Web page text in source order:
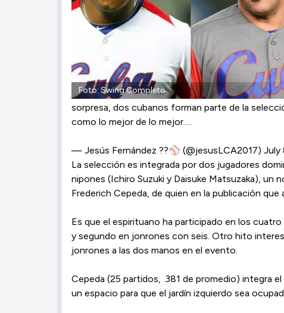
Foto: Swing Completo
sorpresa, dos cubanos forman parte de la
como lo mejor de lo mejor….
— Jesús Fernández ??⚾️ (@jesusLCA2017) July
La selección es integrada por dos jugadores
nipones (Ichiro Suzuki y Daisuke Matsuzaka), un
Frederich Cepeda, de quien en la publicación que
Es que el espirituano ha participado en los
y segundo en jonrones con seis. Otro hito
jonrones a las dos manos en el evento.
Cepeda (25 partidos, .381 de promedio) integra
un espacio para que el jardín izquierdo sea